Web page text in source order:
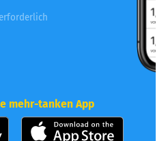
mehr-tanken App